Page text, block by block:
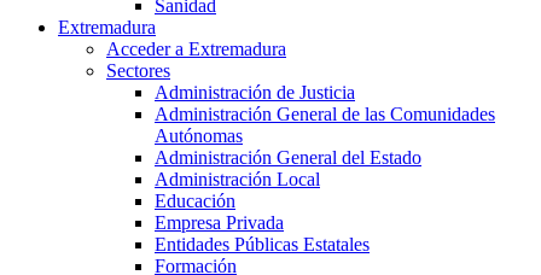
Sanidad
Extremadura
Acceder a Extremadura
Sectores
Administración de Justicia
Administración General de las Comunidades
Autónomas
Administración General del Estado
Administración Local
Educación
Empresa Privada
Entidades Públicas Estatales
Formación